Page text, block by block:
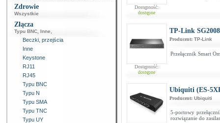
Zdrowie
Wszystkie
Złącza
Typu BNC Inne
Beczki, przejścia
Inne
Keystone
RJ11
RJ45
Typu BNC
Typu N
Typu SMA
Typu TNC
Typu UY
Dostępność:
dostępne
Dostępność:
dostępne
TP-Link
Producent: TP-Link
Przełącznik Smart
Ubiquiti (ES-
Producent: Ubiquiti
5-portowy
rozwiązanie do